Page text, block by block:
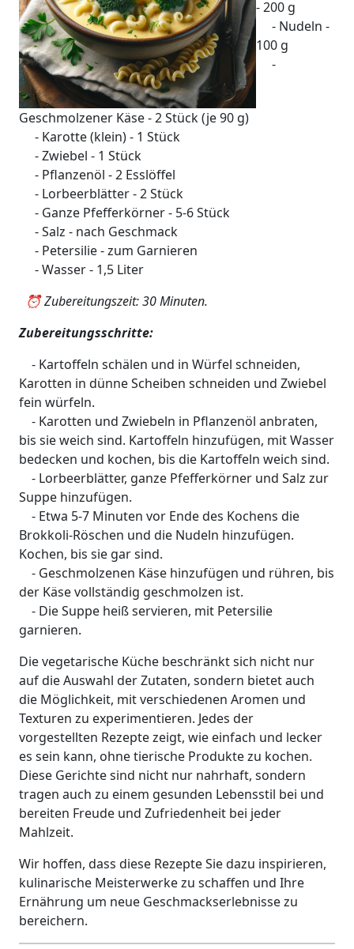
- 200 g
- Nudeln -
100 g
-
Geschmolzener Käse - 2 Stück (je 90 g)
- Karotte (klein) - 1 Stück
- Zwiebel - 1 Stück
- Pflanzenöl - 2 Esslöffel
- Lorbeerblätter - 2 Stück
- Ganze Pfefferkörner - 5-6 Stück
- Salz - nach Geschmack
- Petersilie - zum Garnieren
- Wasser - 1,5 Liter
⏰ Zubereitungszeit: 30 Minuten.
Zubereitungsschritte:
- Kartoffeln schälen und in Würfel schneiden,
Karotten in dünne Scheiben schneiden und Zwiebel
fein würfeln.
- Karotten und Zwiebeln in Pflanzenöl anbraten,
bis sie weich sind. Kartoffeln hinzufügen, mit Wasser
bedecken und kochen, bis die Kartoffeln weich sind.
- Lorbeerblätter, ganze Pfefferkörner und Salz zur
Suppe hinzufügen.
- Etwa 5-7 Minuten vor Ende des Kochens die
Brokkoli-Röschen und die Nudeln hinzufügen.
Kochen, bis sie gar sind.
- Geschmolzenen Käse hinzufügen und rühren, bis
der Käse vollständig geschmolzen ist.
- Die Suppe heiß servieren, mit Petersilie
garnieren.
Die vegetarische Küche beschränkt sich nicht nur
auf die Auswahl der Zutaten, sondern bietet auch
die Möglichkeit, mit verschiedenen Aromen und
Texturen zu experimentieren. Jedes der
vorgestellten Rezepte zeigt, wie einfach und lecker
es sein kann, ohne tierische Produkte zu kochen.
Diese Gerichte sind nicht nur nahrhaft, sondern
tragen auch zu einem gesunden Lebensstil bei und
bereiten Freude und Zufriedenheit bei jeder
Mahlzeit.
Wir hoffen, dass diese Rezepte Sie dazu inspirieren,
kulinarische Meisterwerke zu schaffen und Ihre
Ernährung um neue Geschmackserlebnisse zu
bereichern.